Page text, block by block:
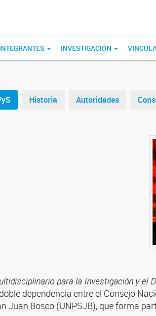
INTEGRANTES INVESTIGACIÓN
Historia Autoridades
para la Investigación y el
dependencia entre el Consejo
Juan Bosco (UNPSJB), que forma